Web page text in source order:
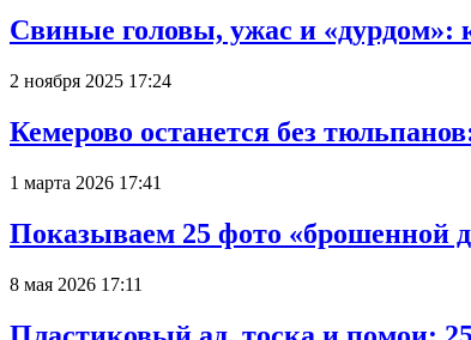
Свиные головы, ужас и «дурдом»:
2 ноября 2025 17:24
Кемерово останется без
1 марта 2026 17:41
Показываем 25 фото «брошенной
8 мая 2026 17:11